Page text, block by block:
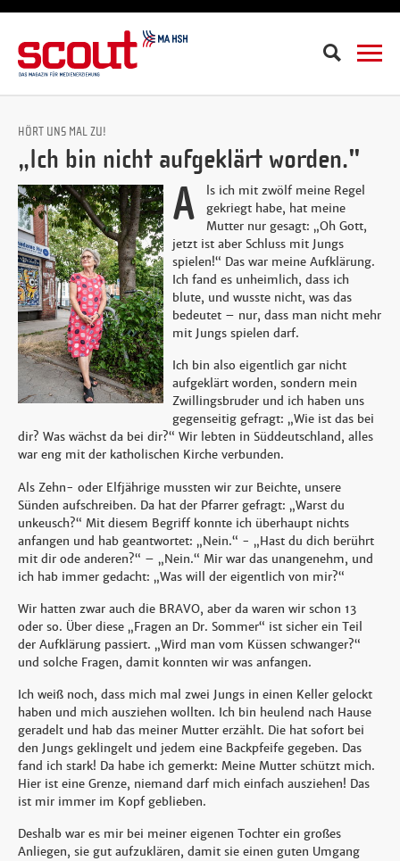
Suche
HÖRT UNS MAL ZU!
„Ich bin nicht aufgeklärt worden."
A
ls ich mit zwölf meine Regel
gekriegt habe, hat meine
Mutter nur gesagt: „Oh Gott,
jetzt ist aber Schluss mit Jungs
spielen!“ Das war meine Aufklärung.
Ich fand es unheimlich, dass ich
blute, und wusste nicht, was das
bedeutet – nur, dass man nicht mehr
mit Jungs spielen darf.
Ich bin also eigentlich gar nicht
aufgeklärt worden, sondern mein
Zwillingsbruder und ich haben uns
gegenseitig gefragt: „Wie ist das bei
dir? Was wächst da bei dir?“ Wir lebten in Süddeutschland, alles
war eng mit der katholischen Kirche verbunden.
Als Zehn- oder Elfjährige mussten wir zur Beichte, unsere
Sünden aufschreiben. Da hat der Pfarrer gefragt: „Warst du
unkeusch?“ Mit diesem Begriff konnte ich überhaupt nichts
anfangen und hab geantwortet: „Nein.“ - „Hast du dich berührt
mit dir ode anderen?“ – „Nein.“ Mir war das unangenehm, und
ich hab immer gedacht: „Was will der eigentlich von mir?“
Wir hatten zwar auch die BRAVO, aber da waren wir schon 13
oder so. Über diese „Fragen an Dr. Sommer“ ist sicher ein Teil
der Aufklärung passiert. „Wird man vom Küssen schwanger?“
und solche Fragen, damit konnten wir was anfangen.
Ich weiß noch, dass mich mal zwei Jungs in einen Keller gelockt
haben und mich ausziehen wollten. Ich bin heulend nach Hause
geradelt und hab das meiner Mutter erzählt. Die hat sofort bei
den Jungs geklingelt und jedem eine Backpfeife gegeben. Das
fand ich stark! Da habe ich gemerkt: Meine Mutter schützt mich.
Hier ist eine Grenze, niemand darf mich einfach ausziehen! Das
ist mir immer im Kopf geblieben.
Deshalb war es mir bei meiner eigenen Tochter ein großes
Anliegen, sie gut aufzuklären, damit sie einen guten Umgang